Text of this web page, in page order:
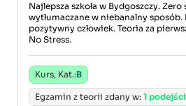
Najlepsza szkoła w Bydgoszczy.
wytłumaczane w niebanalny sposób.
pozytywny człowiek. Teoria za
No Stress.
Kurs, Kat.:B
Egzamin z teorii zdany w: 1